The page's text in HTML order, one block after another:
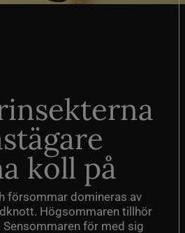
koll på
försommar domineras av
Högsommaren tillhör
för med sig